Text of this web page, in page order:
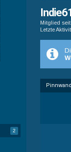
2
Mitglied
Letzte
Pinnwand